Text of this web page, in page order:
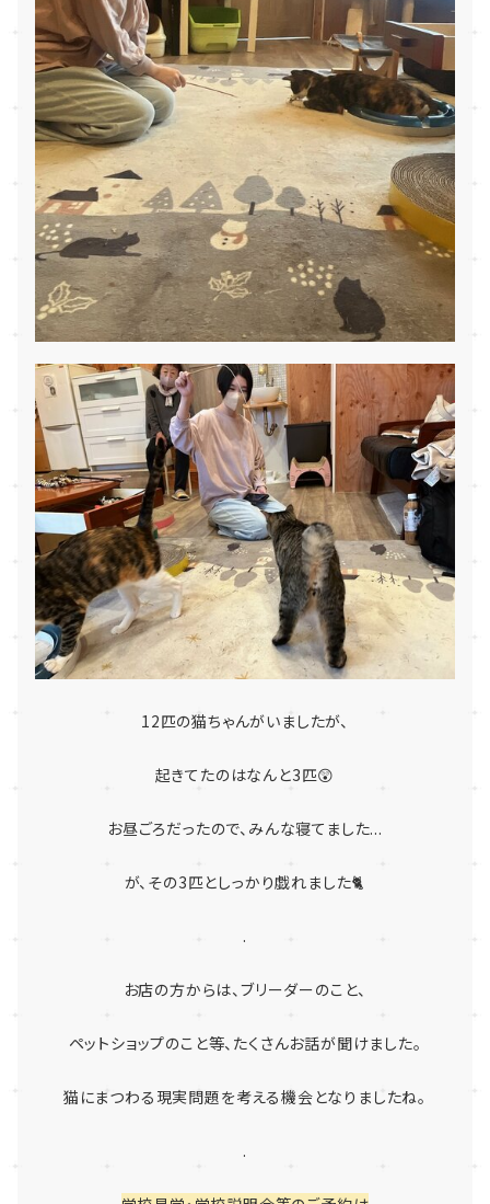
12匹の猫ちゃんがいましたが、
起きてたのはなんと3匹😲
お昼ごろだったので、みんな寝てました...
が、その3匹としっかり戯れました🐈
.
お店の方からは、ブリーダーのこと、
ペットショップのこと等、たくさんお話が聞けました。
猫にまつわる現実問題を考える機会となりましたね。
.